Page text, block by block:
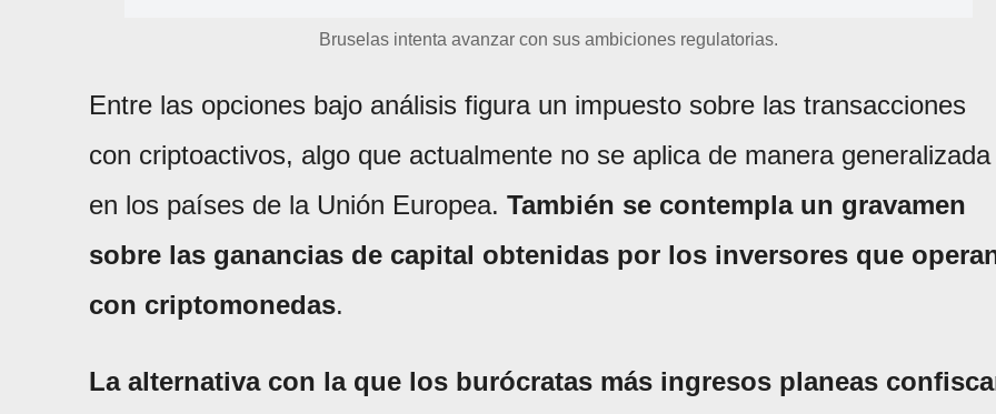
Bruselas intenta avanzar con sus ambiciones regulatorias.
Entre las opciones bajo análisis figura un impuesto sobre las transacciones
con criptoactivos, algo que actualmente no se aplica de manera generalizada
en los países de la Unión Europea. También se contempla un gravamen
sobre las ganancias de capital obtenidas por los inversores que
con criptomonedas.
La alternativa con la que los burócratas más ingresos planeas